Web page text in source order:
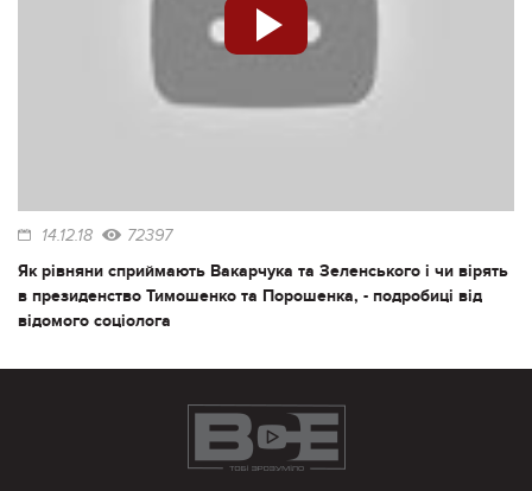
14.12.18 72397
Як рівняни сприймають Вакарчука та Зеленського і чи вірять
в президенство Тимошенко та Порошенка, - подробиці від
відомого соціолога